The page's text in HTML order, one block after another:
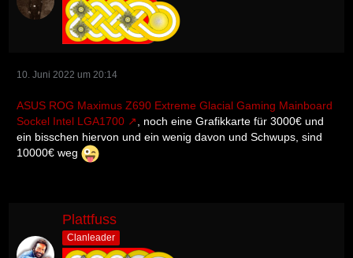
10. Juni 2022 um 20:14
ASUS ROG Maximus Z690 Extreme Glacial Gaming Mainboard
Sockel Intel LGA1700
, noch eine Grafikkarte für 3000€ und
ein bisschen hiervon und ein wenig davon und Schwups, sind
10000€ weg
Plattfuss
Clanleader